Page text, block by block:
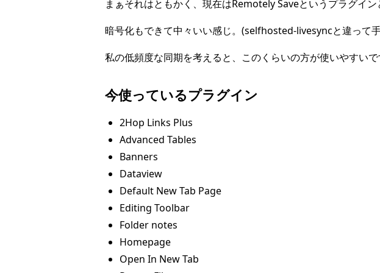
まぁそれはともかく、現在はRemotely Saveというプラグイン
暗号化もできて中々いい感じ。(selfhosted-livesyncと違って
私の低頻度な同期を考えると、このくらいの方が使いやすい
今使っているプラグイン
2Hop Links Plus
Advanced Tables
Banners
Dataview
Default New Tab Page
Editing Toolbar
Folder notes
Homepage
Open In New Tab